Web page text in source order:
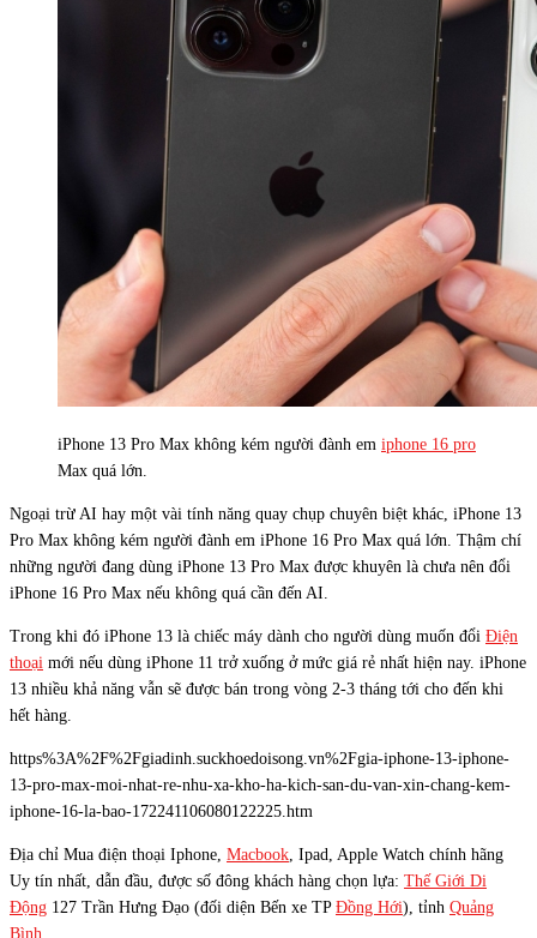
iPhone 13 Pro Max không kém người đành em iphone 16 pro
Max quá lớn.
Ngoại trừ AI hay một vài tính năng quay chụp chuyên biệt khác, iPhone 13
Pro Max không kém người đành em iPhone 16 Pro Max quá lớn. Thậm chí
những người đang dùng iPhone 13 Pro Max được khuyên là chưa nên đổi
iPhone 16 Pro Max nếu không quá cần đến AI.
Trong khi đó iPhone 13 là chiếc máy dành cho người dùng muốn đổi Điện
thoại mới nếu dùng iPhone 11 trở xuống ở mức giá rẻ nhất hiện nay. iPhone
13 nhiều khả năng vẫn sẽ được bán trong vòng 2-3 tháng tới cho đến khi
hết hàng.
https%3A%2F%2Fgiadinh.suckhoedoisong.vn%2Fgia-iphone-13-iphone-
13-pro-max-moi-nhat-re-nhu-xa-kho-ha-kich-san-du-van-xin-chang-kem-
iphone-16-la-bao-172241106080122225.htm
Địa chỉ Mua điện thoại Iphone, Macbook , Ipad, Apple Watch chính hãng
Uy tín nhất, dẫn đầu, được số đông khách hàng chọn lựa: Thế Giới Di
Động 127 Trần Hưng Đạo (đối diện Bến xe TP Đồng Hới), tỉnh Quảng
Bình